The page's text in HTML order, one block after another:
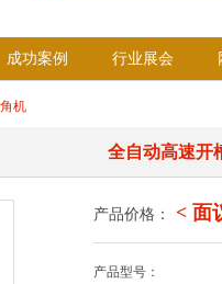
成功案例 行业展会
机
全自动高速开
产品价格： < 面
产品型号：